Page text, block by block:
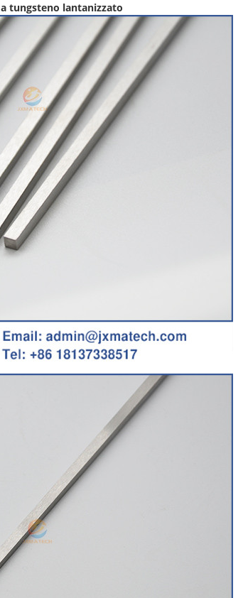
tungsteno lantanizzato